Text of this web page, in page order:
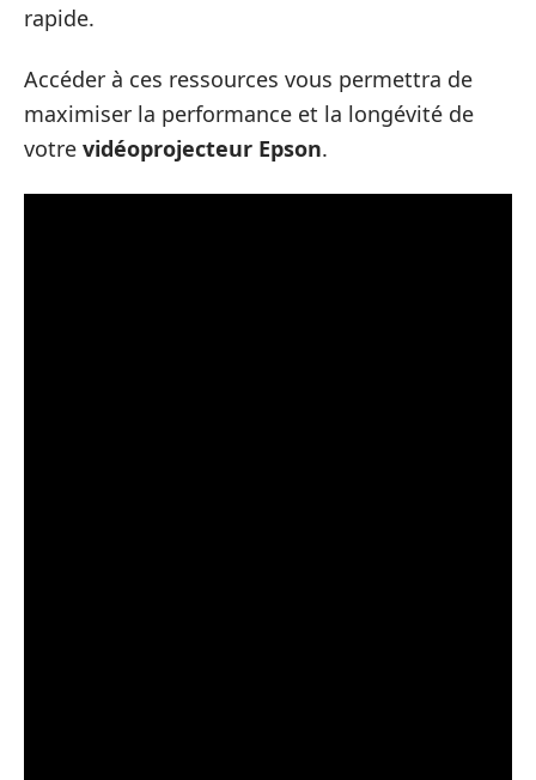
rapide.
Accéder à ces ressources vous permettra de
maximiser la performance et la longévité de
votre vidéoprojecteur Epson.